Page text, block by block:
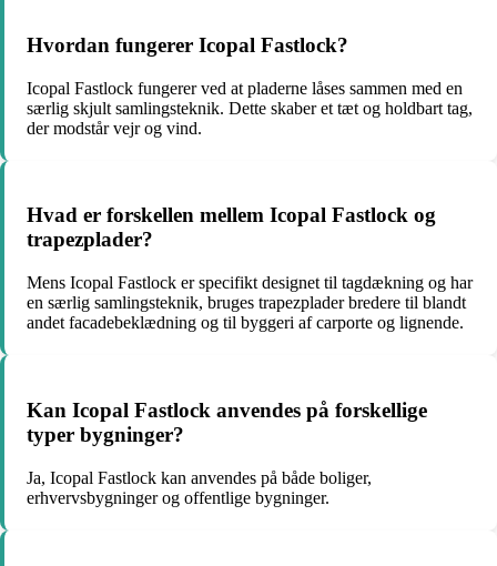
Hvordan fungerer Icopal Fastlock?
Icopal Fastlock fungerer ved at pladerne låses sammen med en
særlig skjult samlingsteknik. Dette skaber et tæt og holdbart tag,
der modstår vejr og vind.
Hvad er forskellen mellem Icopal Fastlock og
trapezplader?
Mens Icopal Fastlock er specifikt designet til tagdækning og har
en særlig samlingsteknik, bruges trapezplader bredere til blandt
andet facadebeklædning og til byggeri af carporte og lignende.
Kan Icopal Fastlock anvendes på forskellige
typer bygninger?
Ja, Icopal Fastlock kan anvendes på både boliger,
erhvervsbygninger og offentlige bygninger.